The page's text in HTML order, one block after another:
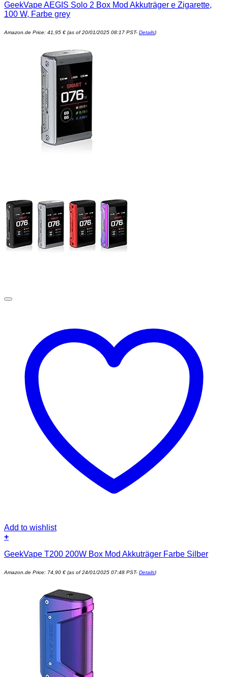
GeekVape AEGIS Solo 2 Box Mod Akkuträger e Zigarette,
100 W, Farbe grey
Amazon.de Price: 41,95 € (as of 20/01/2025 08:17 PST- Details)
Add to wishlist
+
GeekVape T200 200W Box Mod Akkuträger Farbe Silber
Amazon.de Price: 74,90 € (as of 24/01/2025 07:48 PST- Details)